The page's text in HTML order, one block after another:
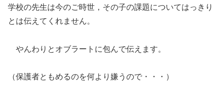
学校の先生は今のご時世，その子の課題についてはっきり
とは伝えてくれません。
やんわりとオブラートに包んで伝えます。
（保護者ともめるのを何より嫌うので・・・）